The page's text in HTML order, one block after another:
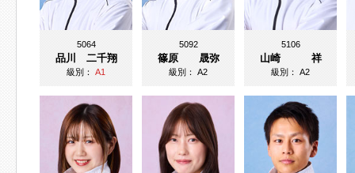
5064
品川 二千翔
級別：A1
5092
篠原 晟弥
級別：A2
5106
山崎 祥
級別：A2